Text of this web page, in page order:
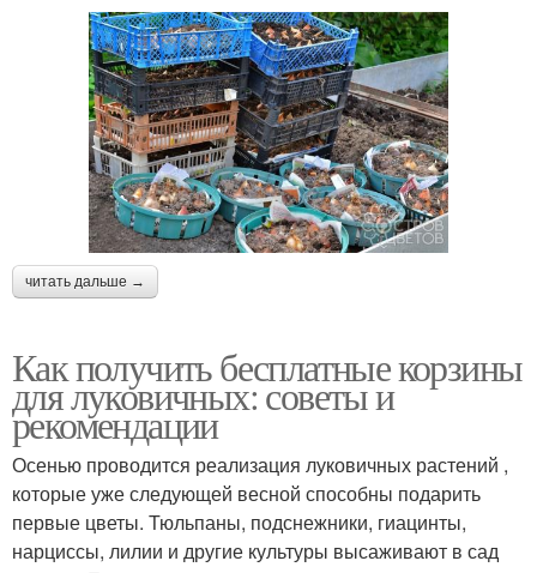
читать дальше →
Как получить бесплатные корзины
для луковичных: советы и
рекомендации
Осенью проводится реализация луковичных растений ,
которые уже следующей весной способны подарить
первые цветы. Тюльпаны, подснежники, гиацинты,
нарциссы, лилии и другие культуры высаживают в сад